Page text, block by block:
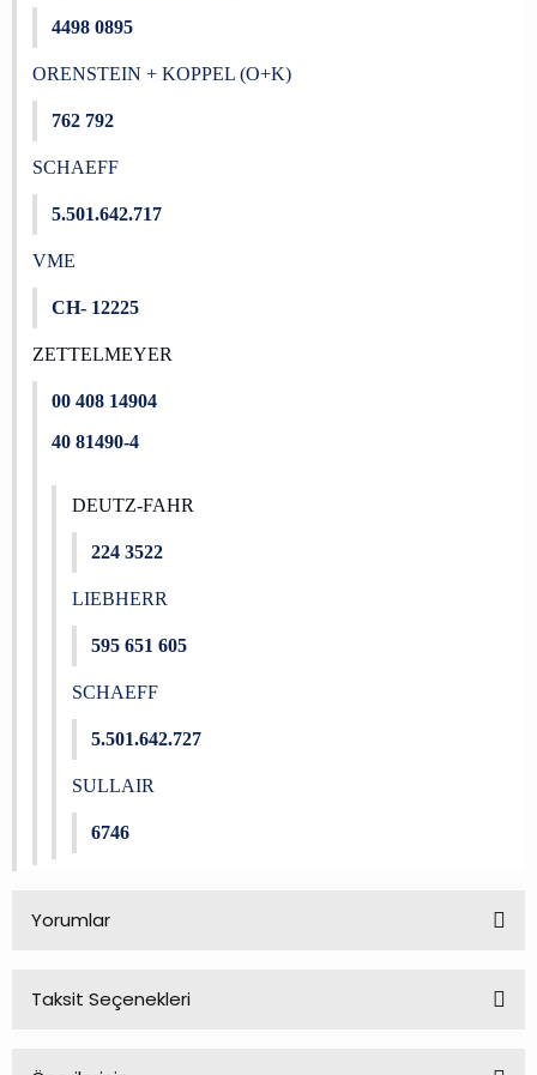
4498 0895
ORENSTEIN + KOPPEL (O+K)
762 792
SCHAEFF
5.501.642.717
VME
CH- 12225
ZETTELMEYER
00 408 14904
40 81490-4
DEUTZ-FAHR
224 3522
LIEBHERR
595 651 605
SCHAEFF
5.501.642.727
SULLAIR
6746
Yorumlar
Taksit Seçenekleri